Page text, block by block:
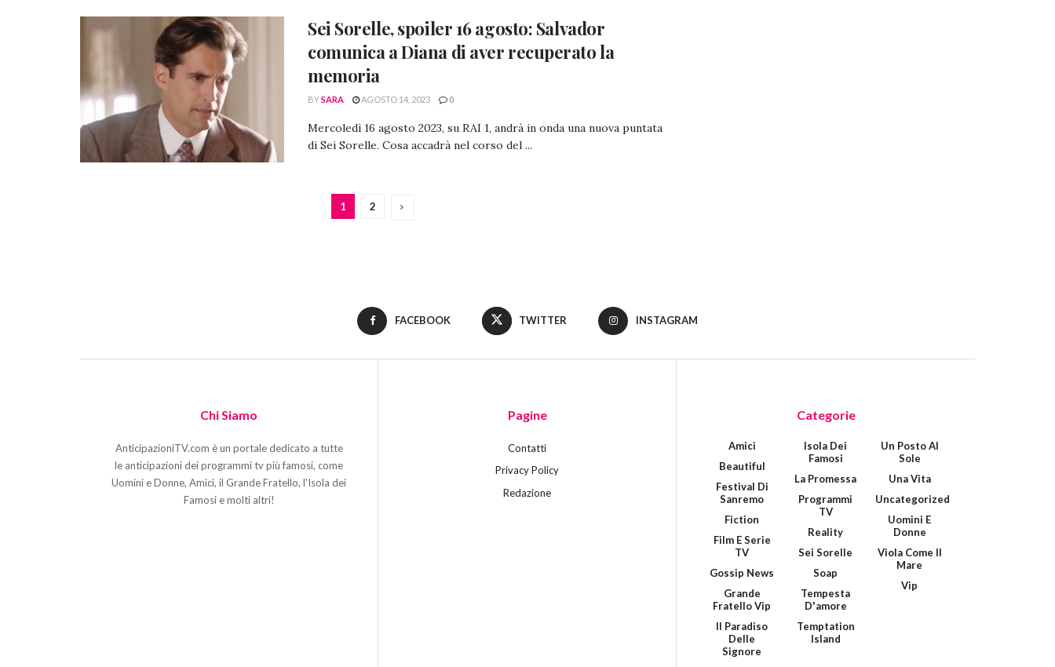
Sei Sorelle, spoiler 16 agosto: Salvador
comunica a Diana di aver recuperato la
memoria
BYSARA AGOSTO 14, 2023 0
Mercoledì 16 agosto 2023, su RAI 1, andrà in onda una nuova puntata
di Sei Sorelle. Cosa accadrà nel corso del ...
1 2
FACEBOOK TWITTER INSTAGRAM
Chi Siamo
AnticipazioniTV.com è un portale dedicato a tutte
le anticipazioni dei programmi tv più famosi, come
Uomini e Donne, Amici, il Grande Fratello, l'Isola dei
Famosi e molti altri!
Pagine
Contatti
Privacy Policy
Redazione
Categorie
Amici
Beautiful
Festival Di
Sanremo
Fiction
Film E Serie
TV
Gossip News
Grande
Fratello Vip
Il Paradiso
Delle
Signore
Isola Dei
Famosi
La Promessa
Programmi
TV
Reality
Sei Sorelle
Soap
Tempesta
D'amore
Temptation
Island
Un Posto Al
Sole
Una Vita
Uncategorized
Uomini E
Donne
Viola Come Il
Mare
Vip